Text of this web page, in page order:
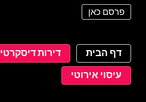
פרסם כאן
דף הבית דירות
עיסוי אירוטי